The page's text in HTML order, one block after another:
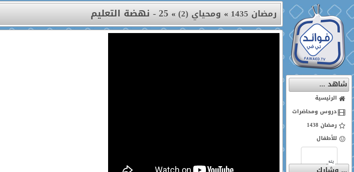
شاهد ...
الرئيسية
دروس ومحاضرات
رمضان 1438
للأطفال
رمضان 1435 » ومحياي (2) »25 - نهضة التعليم